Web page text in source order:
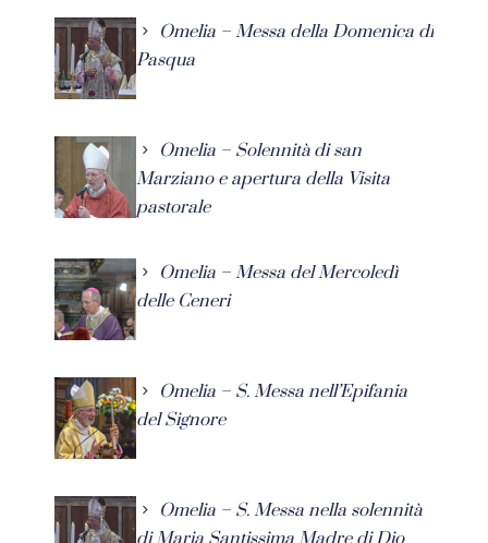
Omelia – Messa della Domenica di
Pasqua
Omelia – Solennità di san
Marziano e apertura della Visita
pastorale
Omelia – Messa del Mercoledì
delle Ceneri
Omelia – S. Messa nell’Epifania
del Signore
Omelia – S. Messa nella solennità
di Maria Santissima Madre di Dio